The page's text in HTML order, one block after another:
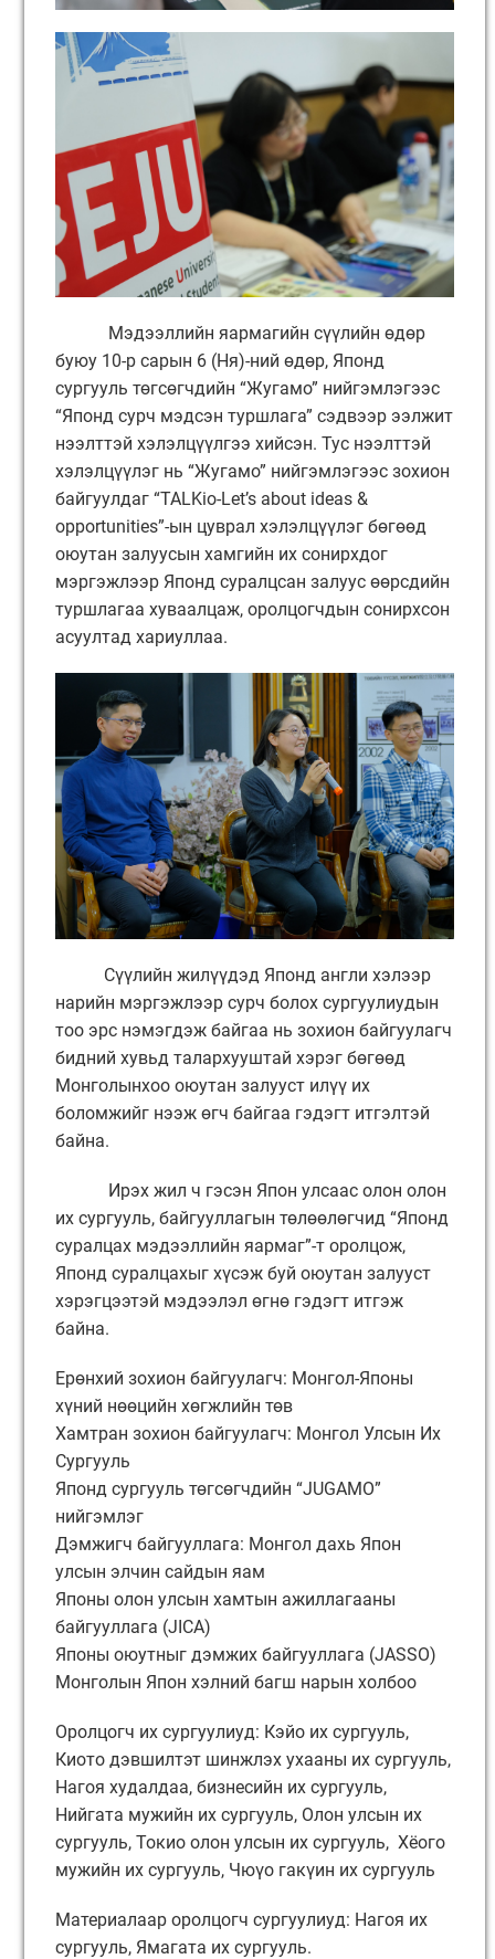
Мэдээллийн яармагийн сүүлийн өдөр
буюу 10-р сарын 6 (Ня)-ний өдөр, Японд
сургууль төгсөгчдийн “Жугамо” нийгэмлэгээс
“Японд сурч мэдсэн туршлага” сэдвээр ээлжит
нээлттэй хэлэлцүүлгээ хийсэн. Тус нээлттэй
хэлэлцүүлэг нь “Жугамо” нийгэмлэгээс зохион
байгуулдаг “TALKio-Let’s about ideas &
opportunities”-ын цуврал хэлэлцүүлэг бөгөөд
оюутан залуусын хамгийн их сонирхдог
мэргэжлээр Японд суралцсан залуус өөрсдийн
туршлагаа хуваалцаж, оролцогчдын сонирхсон
асуултад хариуллаа.
Сүүлийн жилүүдэд Японд англи хэлээр
нарийн мэргэжлээр сурч болох сургуулиудын
тоо эрс нэмэгдэж байгаа нь зохион байгуулагч
бидний хувьд талархууштай хэрэг бөгөөд
Монголынхоо оюутан залууст илүү их
боломжийг нээж өгч байгаа гэдэгт итгэлтэй
байна.
Ирэх жил ч гэсэн Япон улсаас олон олон
их сургууль, байгууллагын төлөөлөгчид “Японд
суралцах мэдээллийн яармаг”-т оролцож,
Японд суралцахыг хүсэж буй оюутан залууст
хэрэгцээтэй мэдээлэл өгнө гэдэгт итгэж
байна.
Ерөнхий зохион байгуулагч: Монгол-Японы
хүний нөөцийн хөгжлийн төв
Хамтран зохион байгуулагч: Монгол Улсын Их
Сургууль
Японд сургууль төгсөгчдийн “JUGAMO”
нийгэмлэг
Дэмжигч байгууллага: Монгол дахь Япон
улсын элчин сайдын яам
Японы олон улсын хамтын ажиллагааны
байгууллага (JICA)
Японы оюутныг дэмжих байгууллага (JASSO)
Монголын Япон хэлний багш нарын холбоо
Оролцогч их сургуулиуд: Кэйо их сургууль,
Киото дэвшилтэт шинжлэх ухааны их сургууль,
Нагоя худалдаа, бизнесийн их сургууль,
Нийгата мужийн их сургууль, Олон улсын их
сургууль, Токио олон улсын их сургууль, Хёого
мужийн их сургууль, Чюүо гакүин их сургууль
Материалаар оролцогч сургуулиуд: Нагоя их
сургууль, Ямагата их сургууль.